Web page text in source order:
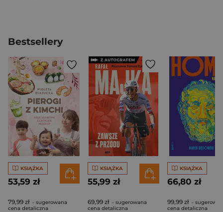
Bestsellery
KSIĄŻKA
53,59 zł
79,99 zł - sugerowana
cena detaliczna
KSIĄŻKA
55,99 zł
69,99 zł - sugerowana
cena detaliczna
KSIĄŻKA
66,80 zł
99,99 zł -
cena detaliczna